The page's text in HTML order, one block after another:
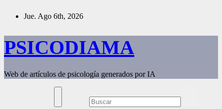
Jue. Ago 6th, 2026
PSICODIAMA
Web de artículos de psicología generados por IA